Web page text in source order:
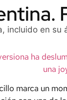
incluido en su
ha
una
marca un